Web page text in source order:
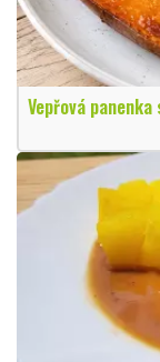
Vepřová